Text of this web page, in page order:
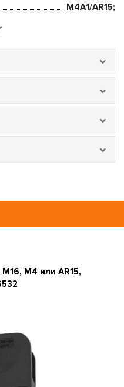
M4A1/AR15;
M4 или AR15,